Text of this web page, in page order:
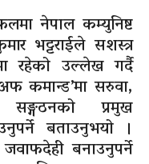
नेपाल कम्युनिष्ट
भट्टराईले सशस्त्र
रहेको उल्लेख गर्दै
कमान्ड’मा सरुवा,
सङ्गठनको प्रमुख
बताउनुभयो ।
बनाउनुपर्ने